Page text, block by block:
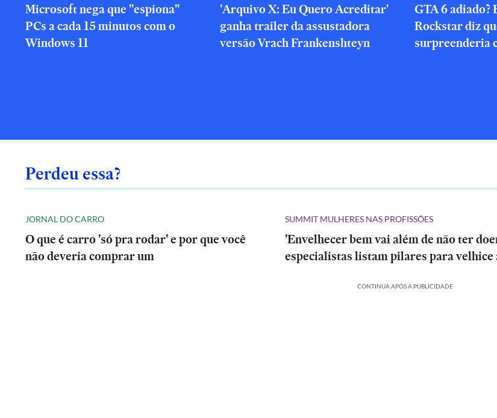
Microsoft nega que "espiona"
PCs a cada 15 minutos com o
Windows 11
'Arquivo X: Eu Quero Acreditar'
ganha trailer da assustadora
versão Vrach Frankenshteyn
GTA 6 adiado?
Rockstar diz
surpreenderia
Perdeu essa?
JORNAL DO CARRO
O que é carro 'só pra rodar' e por que você
não deveria comprar um
SUMMIT MULHERES NAS PROFISSÕES
'Envelhecer bem vai além de não ter
especialistas listam pilares para velhice
CONTINUA APÓS A PUBLICIDADE